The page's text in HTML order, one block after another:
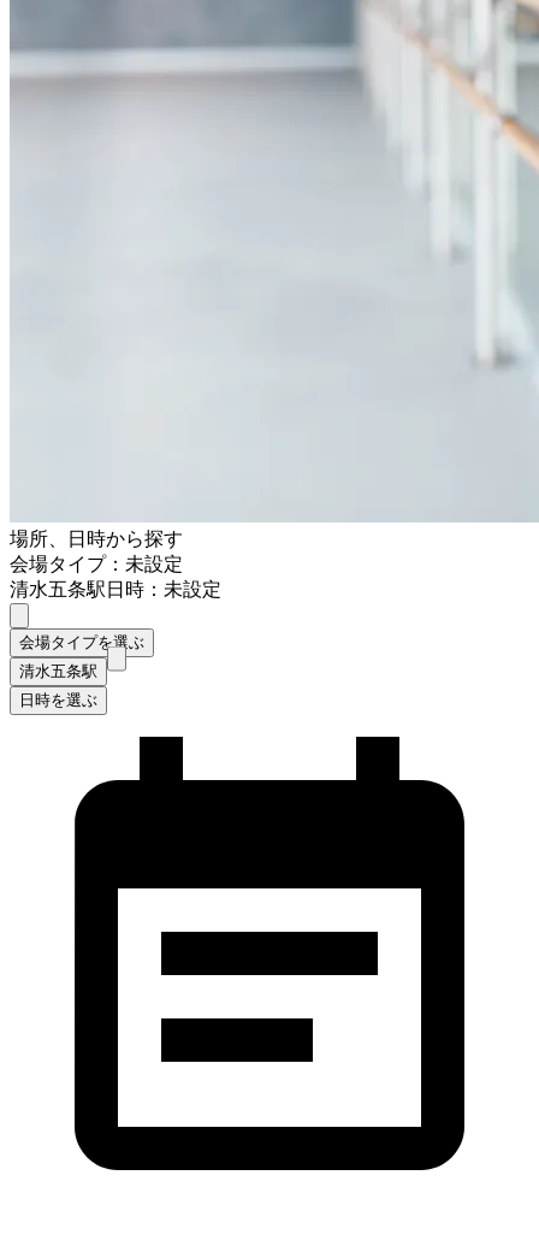
場所、日時から探す
会場タイプ：未設定
清水五条駅日時：未設定
会場タイプを選ぶ
清水五条駅
日時を選ぶ